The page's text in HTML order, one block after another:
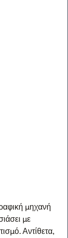
μηχανή
με
Αντίθετα,